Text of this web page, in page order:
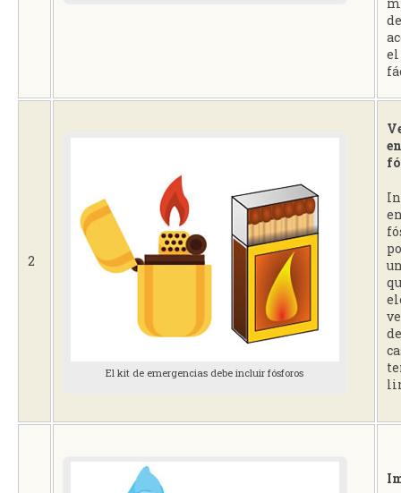
2
El kit de emergencias debe incluir fósforos